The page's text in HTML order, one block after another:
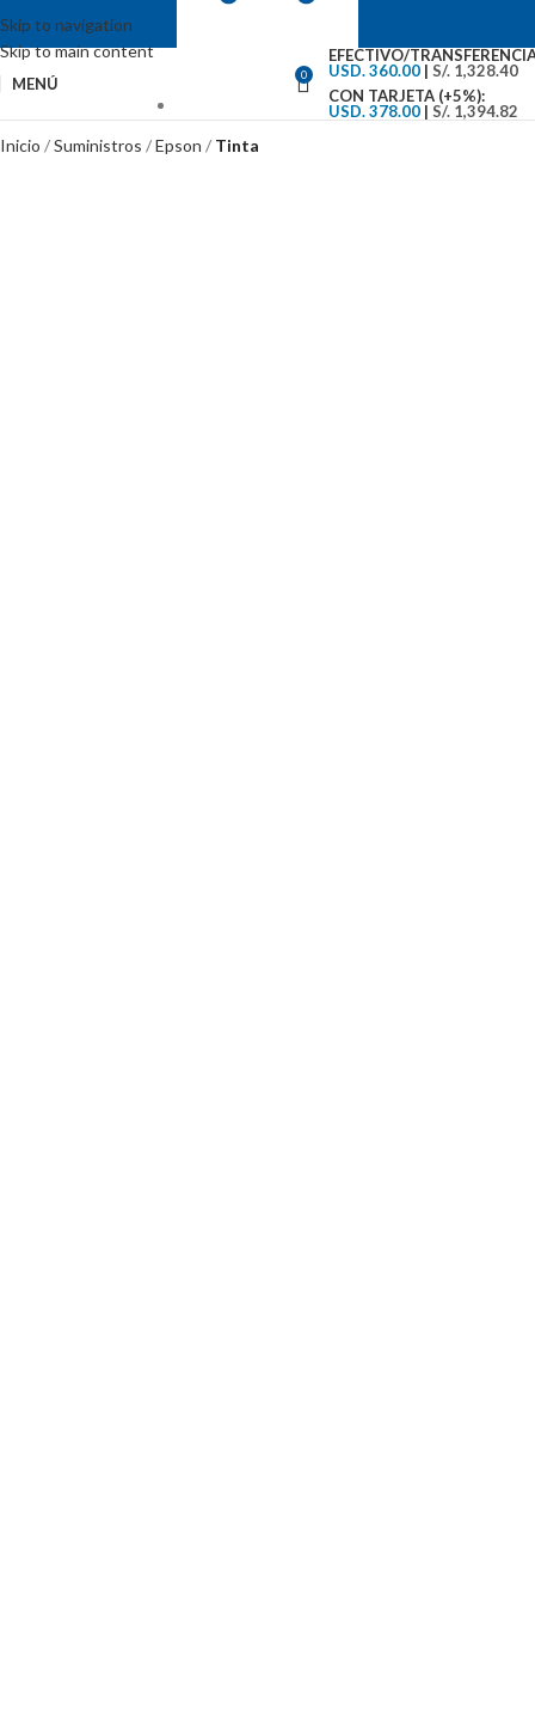
Skip to navigation
Skip to main content
MENÚ 0
EFECTIVO/
USD. 360.00 | S/. 1,328.40
CON TARJETA (+5%):
USD. 378.00 | S/. 1,394.82
Inicio Suministros Epson Tinta